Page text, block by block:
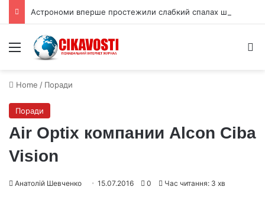
Menu
Home / Поради
Поради
Air Optix компании Alcon Ciba
Vision
Анатолій Шевченко 15.07.2016 0 Час читання: 3 хв